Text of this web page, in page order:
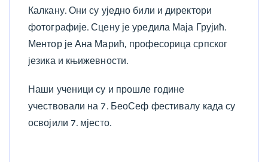
Калкану. Они су уједно били и директори
фотографије. Сцену је уредила Маја Грујић.
Ментор је Ана Марић, професорица српског
језика и књижевности.
Наши ученици су и прошле године
учествовали на 7. БеоСеф фестивалу када су
освојили 7. мјесто.